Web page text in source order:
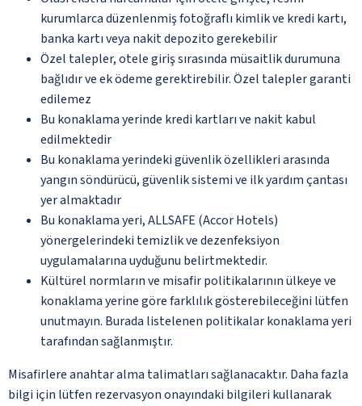
kurumlarca düzenlenmiş fotoğraflı kimlik ve kredi kartı,
banka kartı veya nakit depozito gerekebilir
Özel talepler, otele giriş sırasında müsaitlik durumuna
bağlıdır ve ek ödeme gerektirebilir. Özel talepler garanti
edilemez
Bu konaklama yerinde kredi kartları ve nakit kabul
edilmektedir
Bu konaklama yerindeki güvenlik özellikleri arasında
yangın söndürücü, güvenlik sistemi ve ilk yardım çantası
yer almaktadır
Bu konaklama yeri, ALLSAFE (Accor Hotels)
yönergelerindeki temizlik ve dezenfeksiyon
uygulamalarına uyduğunu belirtmektedir.
Kültürel normların ve misafir politikalarının ülkeye ve
konaklama yerine göre farklılık gösterebileceğini lütfen
unutmayın. Burada listelenen politikalar konaklama yeri
tarafından sağlanmıştır.
Misafirlere anahtar alma talimatları sağlanacaktır. Daha fazla
bilgi için lütfen rezervasyon onayındaki bilgileri kullanarak